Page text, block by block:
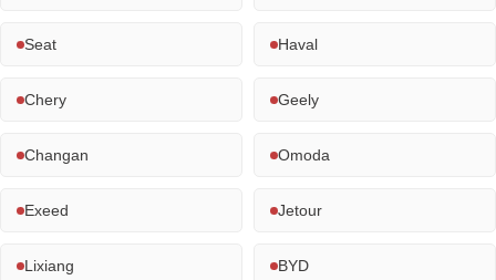
Seat Haval
Chery Geely
Changan Omoda
Exeed Jetour
Lixiang BYD